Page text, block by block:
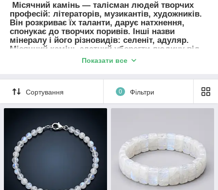
Місячний камінь — талісман людей творчих
професій: літераторів, музикантів, художників.
Він розкриває їх таланти, дарує натхнення,
спонукає до творчих поривів. Інші назви
мінералу і його різновидів: селеніт, адуляр.
Місячний камінь здатний уберегти людину від
шкідливого впливу Місяця, вироби з місячного
спалахів гніву, лікування від страхів і безсоння.
Показати все
Сортування 0 Фільтри